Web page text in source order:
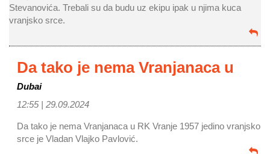
Stevanovića. Trebali su da budu uz ekipu ipak u njima kuca
vranjsko srce.
Da tako je nema Vranjanaca u
Dubai
12:55 | 29.09.2024
Da tako je nema Vranjanaca u RK Vranje 1957 jedino vranjsko
srce je Vladan Vlajko Pavlović.